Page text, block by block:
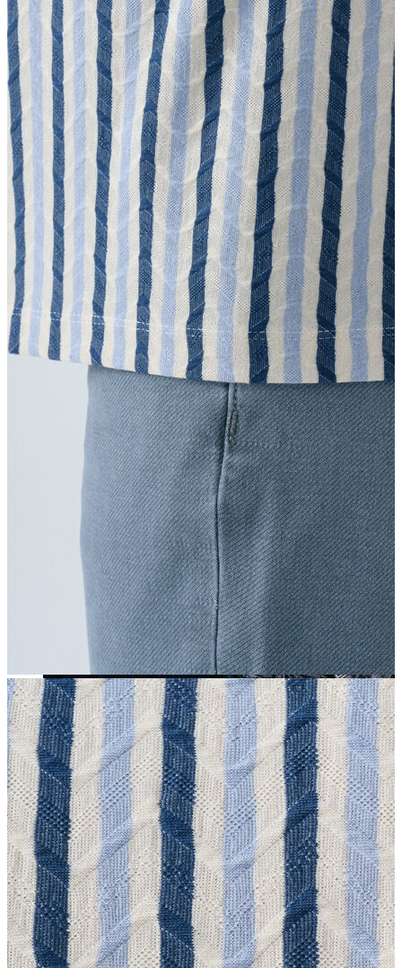
Yeni Sezon
Yeni Sezon
KADIN
KADIN
Jean Pantolon
Pantolon
Sweatshirt
Gömlek
Bluz